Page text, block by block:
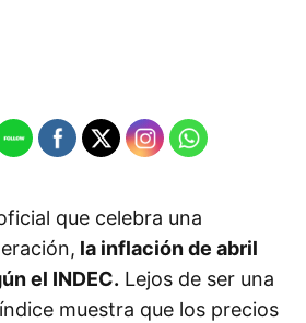
que celebra una
la inflación de abril
el INDEC. Lejos de ser una
muestra que los precios